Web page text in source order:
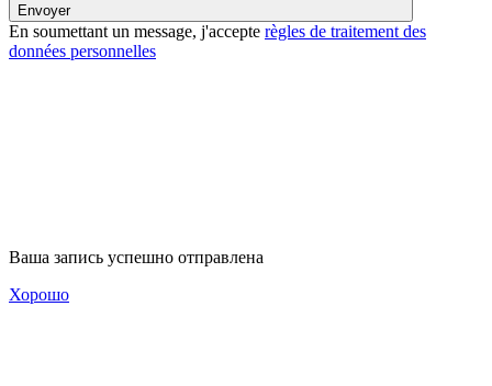
Envoyer
En soumettant un message, j'accepte règles de traitement des
données personnelles
Ваша запись успешно отправлена
Хорошо